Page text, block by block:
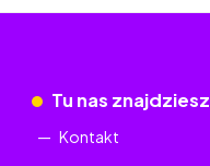
Tu nas znajdziesz
Kontakt